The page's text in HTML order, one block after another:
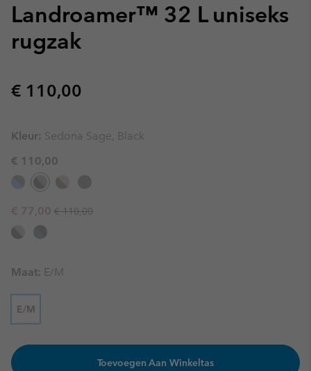
Landroamer™ 32 L uniseks
rugzak
Regular price:
€ 110,00
Kleur: Sedona Sage, Black
€ 110,00
Sale price:
€ 77,00 Regular price:
€ 110,00
Maat: E/M
E/M
Toevoegen Aan Winkeltas